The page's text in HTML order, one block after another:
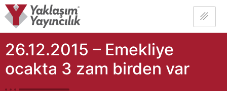
26.12.2015 – Emekliye
ocakta 3 zam birden var